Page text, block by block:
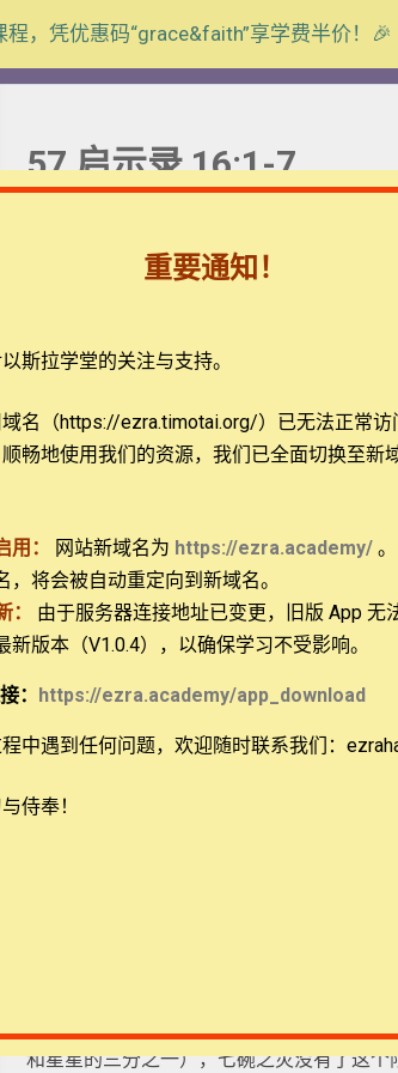
罗亚池灵修】启示录
57 启示录 16:1-7
弟兄姐妹平安。我们今天来一起思想的经
“你们去，把盛神大怒的七碗倒在地上！” 2
记、拜兽像的人身上。 3 第二位天使把碗
天使把碗倒在江河与众水的泉源里，水就
判断是公义的！ 6 他们曾流圣徒与先知的
说：“是的，主神，全能者啊！你的判断义
既然“盛神大怒的七碗”是终极的灾难，我
和星星的三分之一），七碗之灾没有了这
联系我们
重要通知！
斯拉学堂的关注与支持。
名（https://ezra.timotai.org/）已无法正常访
畅地使用我们的资源，我们已全面切换至新
： 网站新域名为 https://ezra.academy/
，将会被自动重定向到新域名。
：
由于服务器连接地址已变更，旧版 App 无
新版本（V1.0.4），以确保学习不受影响。
： https://ezra.academy/app_download
中遇到任何问题，欢迎随时联系我们：
侍奉！
程，凭优惠码“grace&faith”享学费半价！🎉